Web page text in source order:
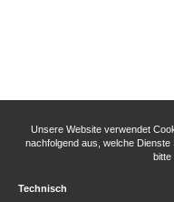
Unsere Website verwendet
nachfolgend aus, welche
bitte
Technisch